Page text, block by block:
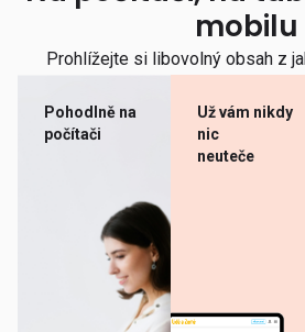
mobilu
Prohlížejte si libovolný obsah z
Pohodlně na
počítači
Už vám nikdy
nic
neuteče